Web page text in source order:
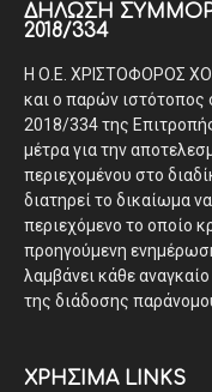
ΔΉΛΩΣΗ
2018/334
Η Ο.Ε. ΧΡΙΣΤΟΦΟΡΟΣ
και ο παρών
2018/334 της
μέτρα για την
περιεχομένου στο
διατηρεί το δικαίωμα
περιεχόμενο το οποίο
προηγούμενη
λαμβάνει κάθε
της διάδοσης
ΧΡΗΣΙΜΑ LINKS